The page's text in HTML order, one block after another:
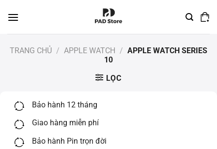
đến
TRANG CHỦ / APPLE WATCH / APPLE WATCH SERIES
10
LỌC
Bảo hành 12 tháng
Giao hàng miễn phí
Bảo hành Pin trọn đời